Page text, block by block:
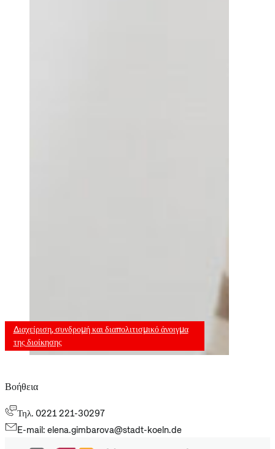
Βοήθεια
Διαχείριση, συνδρομή και διαπολιτισμικό άνοιγμα
της διοίκησης
Τηλ. 0221 221-30297
E-mail: elena.gimbarova@stadt-koeln.de